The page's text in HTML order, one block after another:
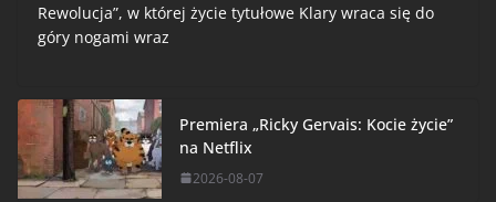
Rewolucja”, w której życie tytułowe Klary wraca się do
góry nogami wraz
Premiera „Ricky Gervais: Kocie życie”
na Netflix
2026-08-07